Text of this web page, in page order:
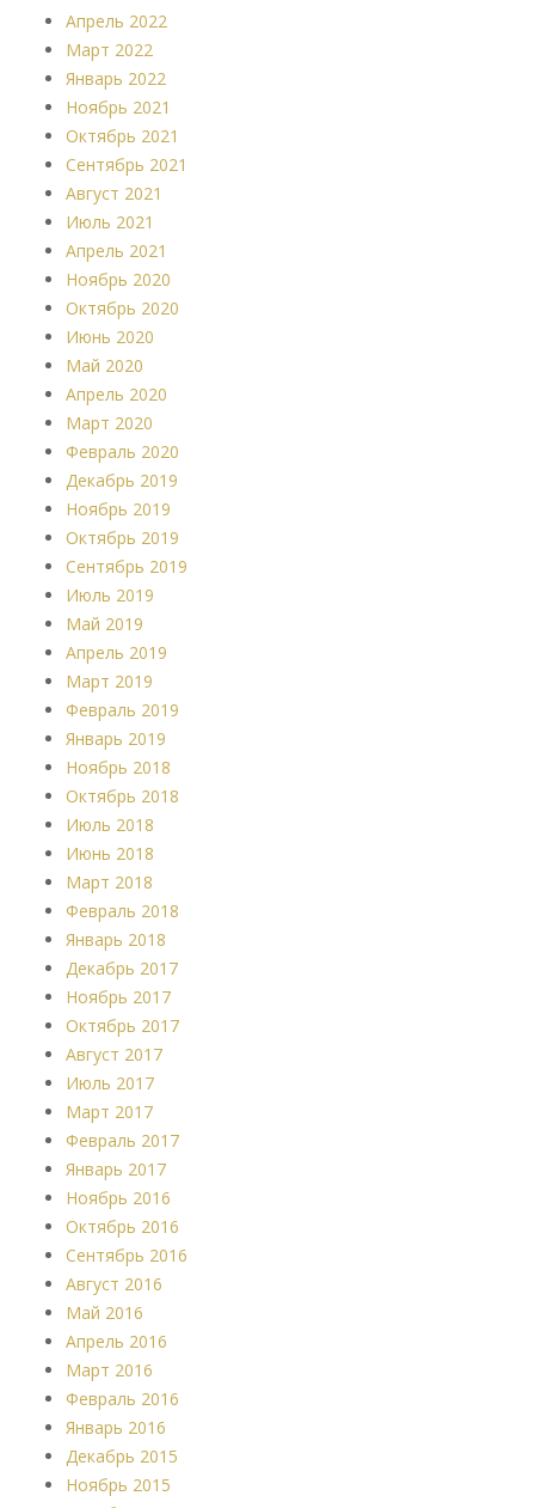
Апрель 2022
Март 2022
Январь 2022
Ноябрь 2021
Октябрь 2021
Сентябрь 2021
Август 2021
Июль 2021
Апрель 2021
Ноябрь 2020
Октябрь 2020
Июнь 2020
Май 2020
Апрель 2020
Март 2020
Февраль 2020
Декабрь 2019
Ноябрь 2019
Октябрь 2019
Сентябрь 2019
Июль 2019
Май 2019
Апрель 2019
Март 2019
Февраль 2019
Январь 2019
Ноябрь 2018
Октябрь 2018
Июль 2018
Июнь 2018
Март 2018
Февраль 2018
Январь 2018
Декабрь 2017
Ноябрь 2017
Октябрь 2017
Август 2017
Июль 2017
Март 2017
Февраль 2017
Январь 2017
Ноябрь 2016
Октябрь 2016
Сентябрь 2016
Август 2016
Май 2016
Апрель 2016
Март 2016
Февраль 2016
Январь 2016
Декабрь 2015
Ноябрь 2015